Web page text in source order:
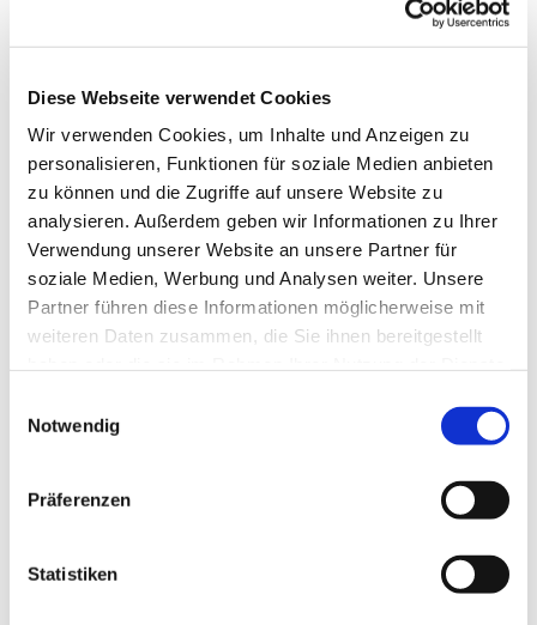
Diese Webseite verwendet Cookies
Wir verwenden Cookies, um Inhalte und Anzeigen zu
personalisieren, Funktionen für soziale Medien anbieten
zu können und die Zugriffe auf unsere Website zu
analysieren. Außerdem geben wir Informationen zu Ihrer
Verwendung unserer Website an unsere Partner für
soziale Medien, Werbung und Analysen weiter. Unsere
Partner führen diese Informationen möglicherweise mit
weiteren Daten zusammen, die Sie ihnen bereitgestellt
Notwendig
Präferenzen
Statistiken
Dies könnte Sie auch
interessieren